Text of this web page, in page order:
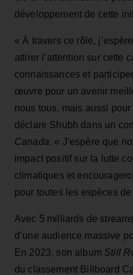
développement de cette
« À travers ce rôle,
attirer l’attention sur cette
connaissances et
œuvre pour un avenir
nous tous, mais aussi
déclare Shubh dans un
Canada. « J’espère que
impact positif sur la lutte
climatiques et
pour toutes les espèces
Avec 5 milliards de
d’une audience massive
En 2023, son album Still
du classement Billboard